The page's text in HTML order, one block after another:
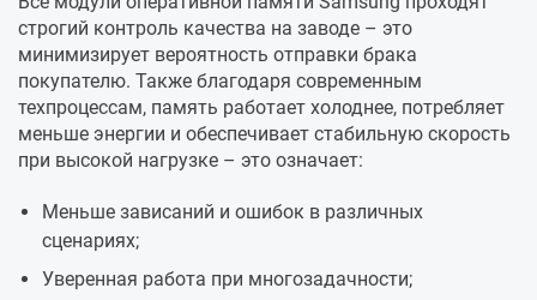
строгий контроль качества на заводе – это
минимизирует вероятность отправки брака
покупателю. Также благодаря современным
техпроцессам, память работает холоднее, потребляет
меньше энергии и обеспечивает стабильную скорость
при высокой нагрузке – это означает:
Меньше зависаний и ошибок в различных
сценариях;
Уверенная работа при многозадачности;